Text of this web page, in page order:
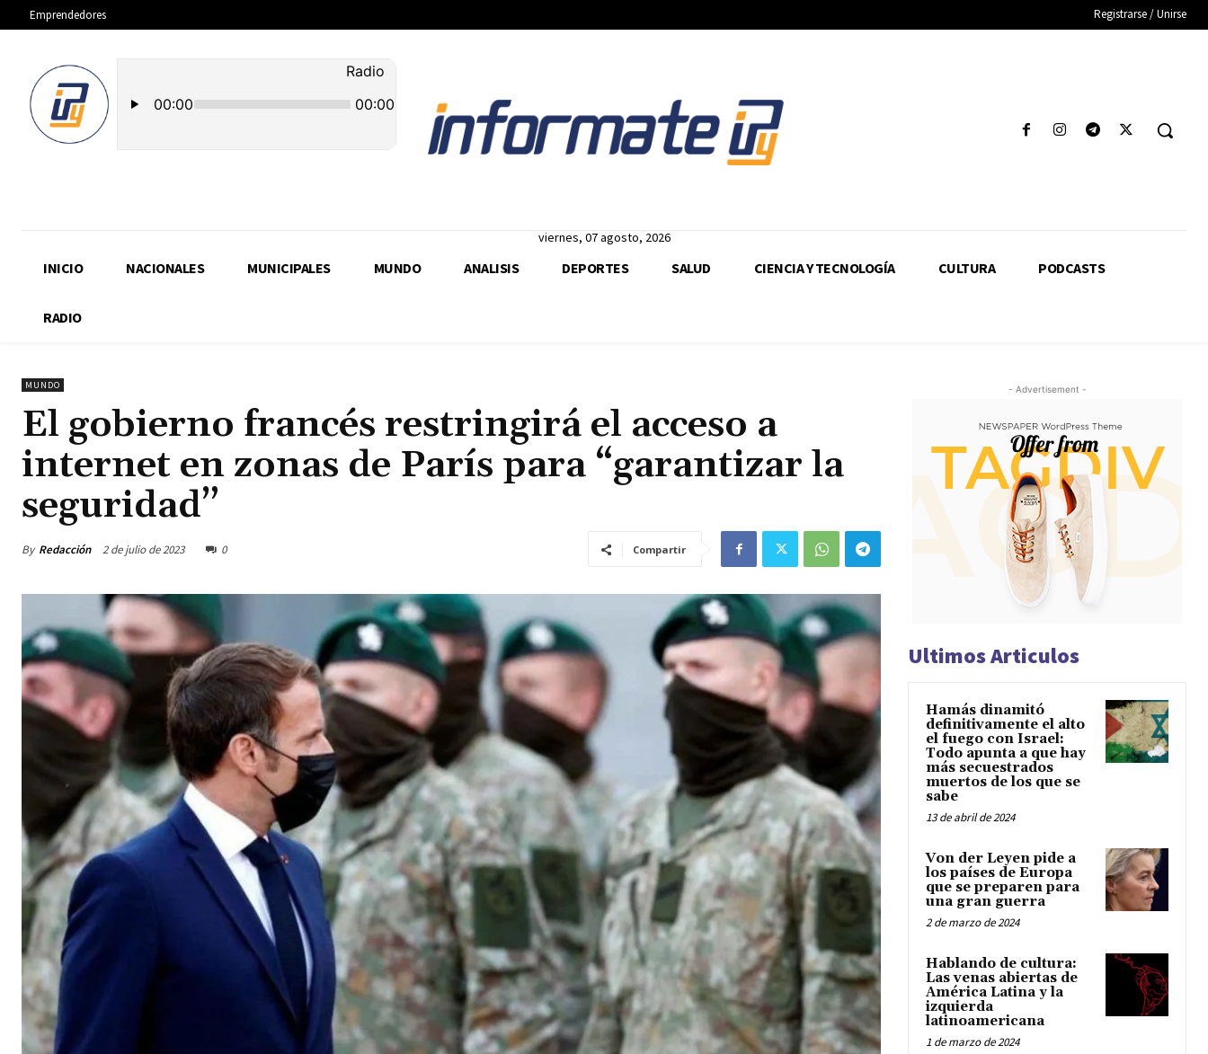
Emprendedores Registrarse / Unirse
viernes, 07 agosto, 2026
INICIO NACIONALES MUNICIPALES MUNDO ANALISIS DEPORTES SALUD CIENCIA Y TECNOLOGÍA CULTURA PODCASTS
RADIO
MUNDO
El gobierno francés restringirá el acceso a
internet en zonas de París para “garantizar la
seguridad”
By Redacción 2 de julio de 2023 0 Compartir
- Advertisement -
Ultimos Articulos
Hamás dinamitó
definitivamente el alto
el fuego con Israel:
Todo apunta a que hay
más secuestrados
muertos de los que se
sabe
13 de abril de 2024
Von der Leyen pide a
los países de Europa
que se preparen para
una gran guerra
2 de marzo de 2024
Hablando de cultura:
Las venas abiertas de
América Latina y la
izquierda
latinoamericana
1 de marzo de 2024